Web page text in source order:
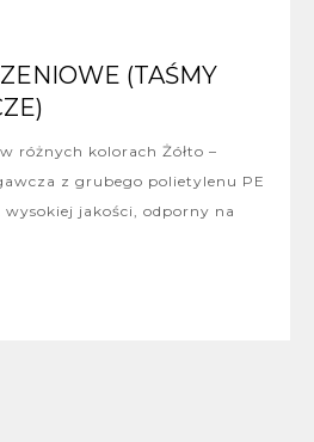
(TAŚMY
różnych kolorach Żółto –
z grubego polietylenu PE
jakości, odporny na